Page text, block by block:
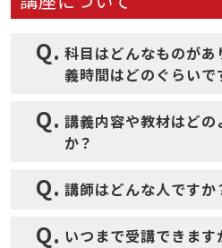
科目はどんなものがあ
義時間はどのぐらいで
法令で定められた科目
められた教育時間以上
講義内容や教材はどの
か？
理解をより深められる
ジがしやすい講義を行
講師はどんな人ですか
さまざまな職場で安全
いつまで受講できます